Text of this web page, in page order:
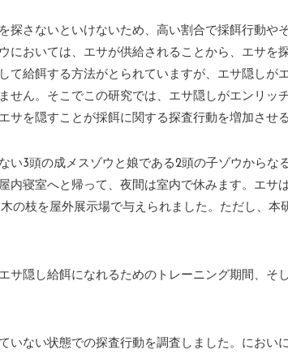
探さないといけないため、高い割合で採餌行動や
においては、エサが供給されることから、エサを
て給餌する方法がとられていますが、エサ隠しが
せん。そこでこの研究では、エサ隠しがエンリッ
サを隠すことが採餌に関する探査行動を増加させ
い3頭の成メスゾウと娘である2頭の子ゾウからな
内寝室へと帰って、夜間は室内で休みます。エサ
の枝を屋外展示場で与えられました。ただし、
サ隠し給餌になれるためのトレーニング期間、そ
いない状態での探査行動を調査しました。におい